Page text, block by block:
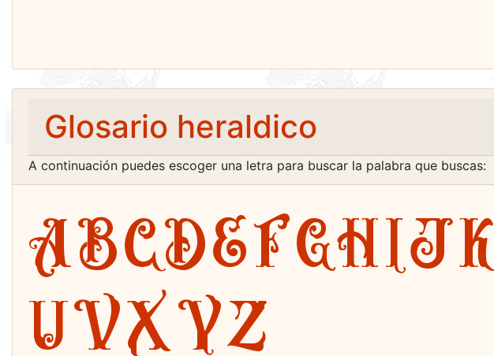
Glosario heraldico
A continuación puedes escoger una letra para buscar la palabra que buscas:
ABCDEFGHIJK
UVXYZ